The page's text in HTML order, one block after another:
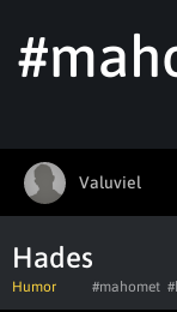
Valuviel
Hades
Humor #mahomet